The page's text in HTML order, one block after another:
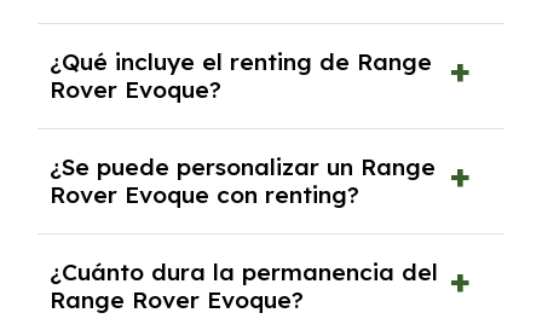
contrato de alquiler a largo plazo en el que
pagas una cuota mensual fija por el uso del
coche durante un periodo determinado,
generalmente entre 2 y 5 años.
¿Qué incluye el renting de Range
Rover Evoque?
seguro a todo riesgo, mantenimiento,
reparaciones, impuestos, asistencia en
carretera y gestión de la documentación.
¿Se puede personalizar un Range
Rover Evoque con renting?
opciones y equipamiento adicional, siempre y
cuando lo pactes con la empresa de renting.
¿Cuánto dura la permanencia del
Range Rover Evoque?